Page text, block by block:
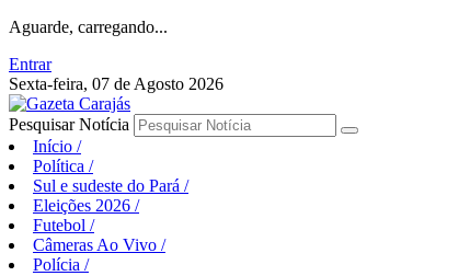
Aguarde, carregando...
Entrar
Sexta-feira, 07 de Agosto 2026
Pesquisar Notícia
Início /
Política /
Sul e sudeste do Pará /
Eleições 2026 /
Futebol /
Câmeras Ao Vivo /
Polícia /